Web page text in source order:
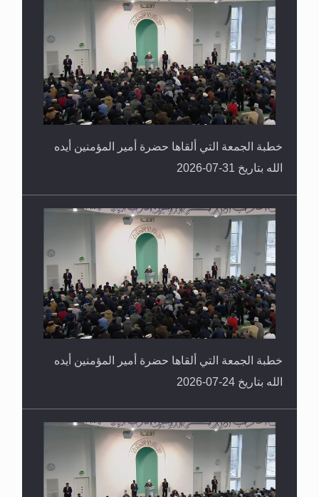
القرآن قاضٍ وحكمٌ على السنة ومهيمنٌ عليها.. ليس
العكس
خطبة الجمعة التي ألقاها حضرة أمير المؤمنين أيده
الله بتاريخ 31-07-2026
خطبة الجمعة التي ألقاها حضرة أمير المؤمنين أيده
الله بتاريخ 24-07-2026